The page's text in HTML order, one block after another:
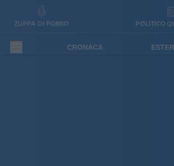
ZUPPA DI PORRO POLITICO
CRONACA